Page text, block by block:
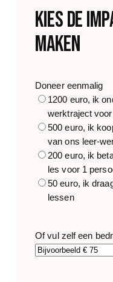
kies de
maken
Doneer eenmalig
1200 euro, ik
werktraject
500 euro, ik
van ons leer-
200 euro, ik
les voor 1
50 euro, ik
lessen
Of vul zelf een